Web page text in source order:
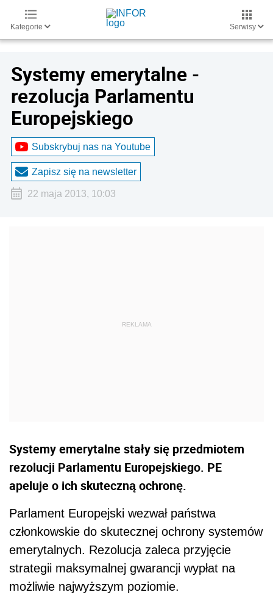
Kategorie Serwisy
Systemy emerytalne -
rezolucja Parlamentu
Europejskiego
Subskrybuj nas na Youtube
Zapisz się na newsletter
22 maja 2013, 10:03
Systemy emerytalne stały się przedmiotem
rezolucji Parlamentu Europejskiego. PE
apeluje o ich skuteczną ochronę.
Parlament Europejski wezwał państwa
członkowskie do skutecznej ochrony systemów
emerytalnych. Rezolucja zaleca przyjęcie
strategii maksymalnej gwarancji wypłat na
możliwie najwyższym poziomie.